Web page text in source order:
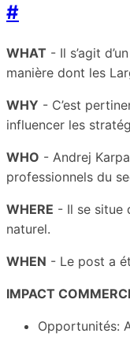
#
WHAT - Il s’agit
manière dont les
WHY - C’est
influencer les
WHO - Andrej
professionnels du
WHERE - Il se situe
naturel.
WHEN - Le post a
IMPACT
Opportunités: